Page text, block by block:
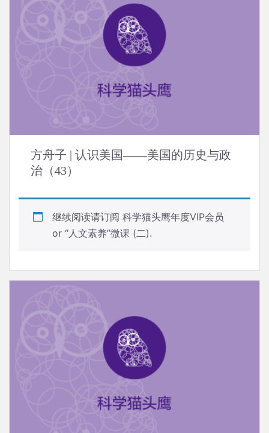
方舟子 | 认识美国——美国的历史与政
治（43）
继续阅读请订阅 科学猫头鹰年度VIP会员
or “人文素养”微课 (二).